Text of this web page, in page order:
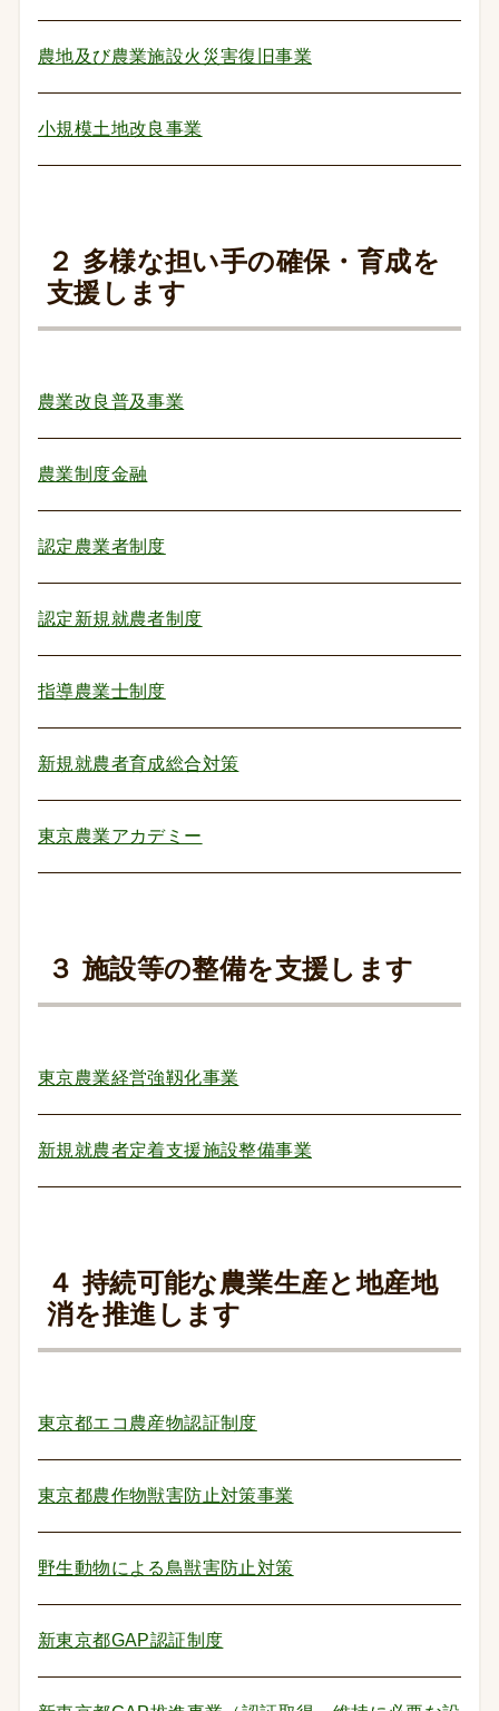
農地及び農業施設火災害復旧事業
小規模土地改良事業
２ 多様な担い手の確保・育成を
支援します
農業改良普及事業
農業制度金融
認定農業者制度
認定新規就農者制度
指導農業士制度
新規就農者育成総合対策
東京農業アカデミー
３ 施設等の整備を支援します
東京農業経営強靱化事業
新規就農者定着支援施設整備事業
４ 持続可能な農業生産と地産地
消を推進します
東京都エコ農産物認証制度
東京都農作物獣害防止対策事業
野生動物による鳥獣害防止対策
新東京都GAP認証制度